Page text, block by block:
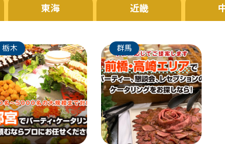
栃木 群馬
東海 近畿